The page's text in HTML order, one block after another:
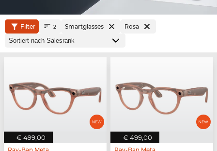
Filter 2 Smartglasses Rosa
€ 499,00 € 499,00